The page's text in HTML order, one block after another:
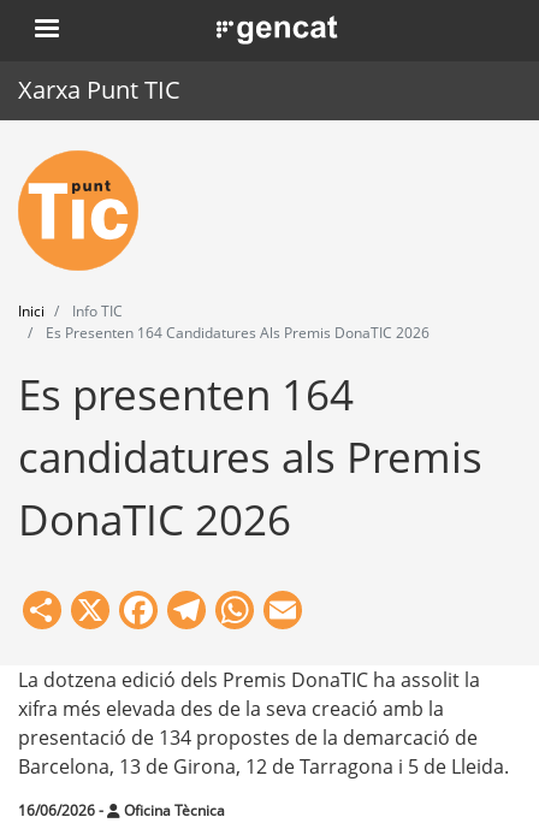
Vés
al
. Obre en una nova finestra.
Xarxa Punt TIC
Inici
Punt TIC
Actualitat
Agenda
Formació
Inici
Info TIC
Es Presenten 164 Candidatures Als Premis DonaTIC 2026
Es presenten 164
candidatures als Premis
DonaTIC 2026
Share
X Facebook
Telegram
WhatsApp
La dotzena edició dels Premis DonaTIC ha assolit la
xifra més elevada des de la seva creació amb la
presentació de 134 propostes de la demarcació de
Barcelona, 13 de Girona, 12 de Tarragona i 5 de Lleida.
16/06/2026- Oficina Tècnica